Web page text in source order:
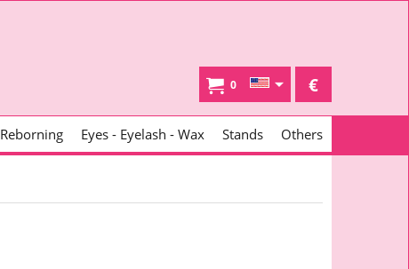
0 €
Reborning Eyes - Eyelash - Wax Stands Others